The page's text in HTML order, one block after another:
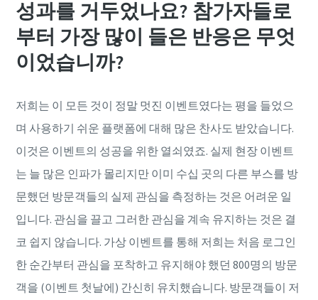
성과를 거두었나요? 참가자들로
부터 가장 많이 들은 반응은 무엇
이었습니까?
저희는 이 모든 것이 정말 멋진 이벤트였다는 평을 들었으
며 사용하기 쉬운 플랫폼에 대해 많은 찬사도 받았습니다.
이것은 이벤트의 성공을 위한 열쇠였죠. 실제 현장 이벤트
는 늘 많은 인파가 몰리지만 이미 수십 곳의 다른 부스를 방
문했던 방문객들의 실제 관심을 측정하는 것은 어려운 일
입니다. 관심을 끌고 그러한 관심을 계속 유지하는 것은 결
코 쉽지 않습니다. 가상 이벤트를 통해 저희는 처음 로그인
한 순간부터 관심을 포착하고 유지해야 했던 800명의 방문
객을 (이벤트 첫날에) 간신히 유치했습니다. 방문객들이 저